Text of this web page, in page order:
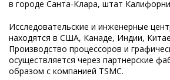
в городе Санта-Клара, штат
Исследовательские и инженерные
находятся в США, Канаде, Индии,
Производство процессоров и
осуществляется через партнерские
образом с компанией TSMC.